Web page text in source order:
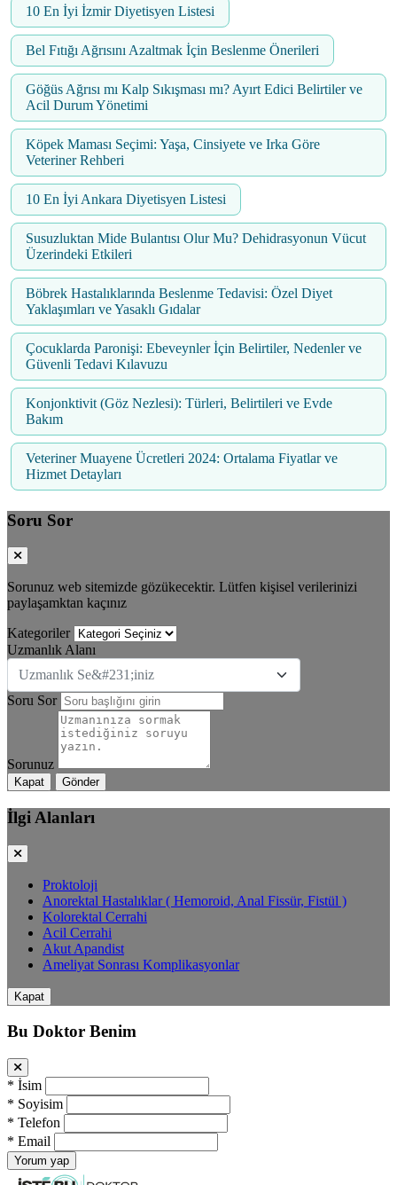
10 En İyi İzmir Diyetisyen Listesi
Bel Fıtığı Ağrısını Azaltmak İçin Beslenme Önerileri
Göğüs Ağrısı mı Kalp Sıkışması mı? Ayırt Edici Belirtiler ve
Acil Durum Yönetimi
Köpek Maması Seçimi: Yaşa, Cinsiyete ve Irka Göre
Veteriner Rehberi
10 En İyi Ankara Diyetisyen Listesi
Susuzluktan Mide Bulantısı Olur Mu? Dehidrasyonun Vücut
Üzerindeki Etkileri
Böbrek Hastalıklarında Beslenme Tedavisi: Özel Diyet
Yaklaşımları ve Yasaklı Gıdalar
Çocuklarda Paronişi: Ebeveynler İçin Belirtiler, Nedenler ve
Güvenli Tedavi Kılavuzu
Konjonktivit (Göz Nezlesi): Türleri, Belirtileri ve Evde
Bakım
Veteriner Muayene Ücretleri 2024: Ortalama Fiyatlar ve
Hizmet Detayları
Soru Sor
Sorunuz web sitemizde gözükecektir. Lütfen kişisel verilerinizi
paylaşamktan kaçınız
Kategoriler
Uzmanlık Alanı
Uzmanlık Se&#231;iniz
Soru Sor
Sorunuz
Kapat Gönder
İlgi Alanları
Proktoloji
Anorektal Hastalıklar ( Hemoroid, Anal Fissür, Fistül )
Kolorektal Cerrahi
Acil Cerrahi
Akut Apandist
Ameliyat Sonrası Komplikasyonlar
Kapat
Bu Doktor Benim
* İsim
* Soyisim
* Telefon
* Email
Yorum yap